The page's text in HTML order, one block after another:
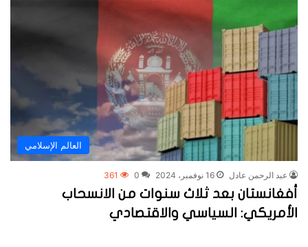
العالم الإسلامي
عبد الرحمن عادل 16 نوفمبر، 2024 0
361
أفغانستان بعد ثلاث سنوات من الانسحاب
الأمريكي: السياسي والاقتصادي